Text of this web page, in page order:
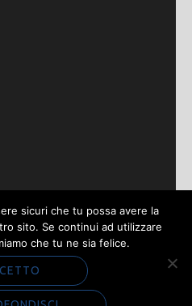
| Metro Magazine |
. Powered by
sicuri che tu possa avere la
sito. Se continui ad utilizzare
che tu ne sia felice.